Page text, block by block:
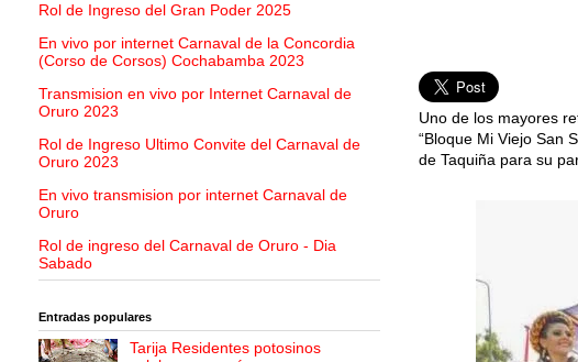
Uno de los mayores
“Bloque Mi Viejo San
de Taquiña para su
Rol de Ingreso del Gran Poder 2025
En vivo por internet Carnaval de la Concordia
(Corso de Corsos) Cochabamba 2023
Transmision en vivo por Internet Carnaval de
Oruro 2023
Rol de Ingreso Ultimo Convite del Carnaval de
Oruro 2023
En vivo transmision por internet Carnaval de
Oruro
Rol de ingreso del Carnaval de Oruro - Dia
Sabado
Entradas populares
Tarija Residentes potosinos